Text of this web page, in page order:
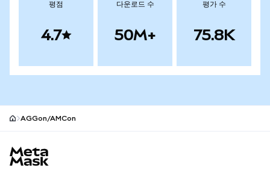
평점
4.7
다운로드 수
50M+
평가 수
75.8K
AGGon/AMCon